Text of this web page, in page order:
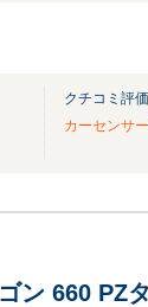
クチコミ評価
カーセンサ
ン 660 PZ